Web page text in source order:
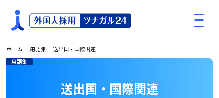
ホーム 用語集 送出国・国際関連
用語集
送出国・国際関連